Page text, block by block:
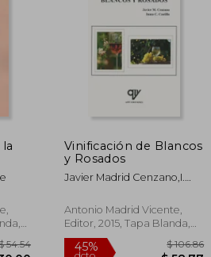
Vinificación de Blancos
y Rosados
Javier Madrid Cenzano,I.
Antonio Madrid Vicente,
Editor, 2015, Tapa Blanda,
Nuevo